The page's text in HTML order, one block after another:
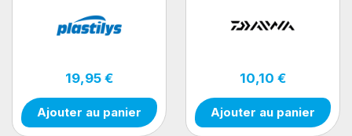
19,95 €
Ajouter au panier
10,10 €
Ajouter au panier